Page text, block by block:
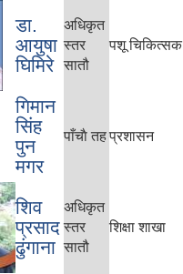
डा.
आयुषा
घिमिरे
अधिकृत
स्तर
सातौ
पशू चिकित्सक
गिमान
सिंह
पुन
मगर
पाँचाै तहप्रशासन
शिव
प्रसाद
ढु‌ंगाना
अधिकृत
स्तर
सातौ
शिक्षा शाखा